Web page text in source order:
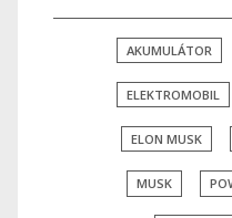
AKUMULÁTOR
ELEKTROMOBIL
ELON MUSK
MUSK